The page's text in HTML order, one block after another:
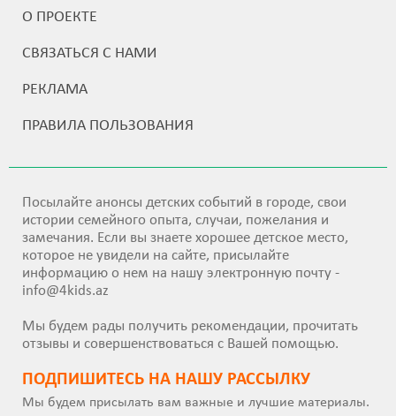
О ПРОЕКТЕ
СВЯЗАТЬСЯ С НАМИ
РЕКЛАМА
ПРАВИЛА ПОЛЬЗОВАНИЯ
Посылайте анонсы детских событий в городе, свои
истории семейного опыта, случаи, пожелания и
замечания. Если вы знаете хорошее детское место,
которое не увидели на сайте, присылайте
информацию о нем на нашу электронную почту -
info@4kids.az
Мы будем рады получить рекомендации, прочитать
отзывы и совершенствоваться с Вашей помощью.
ПОДПИШИТEСЬ НА НАШУ РАССЫЛКУ
Мы будем присылать вам важные и лучшие материалы.